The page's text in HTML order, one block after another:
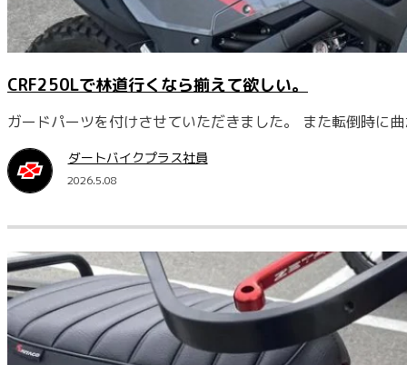
CRF250Lで林道行くなら揃えて欲しい。
ガードパーツを付けさせていただきました。 また転倒時に
ダートバイクプラス社員
2026.5.08